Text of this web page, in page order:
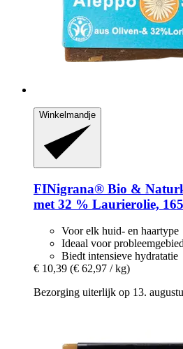
Winkelmandje
FINigrana® Bio &
met 32 % Laurierolie,
Voor elk huid- en haartype
Ideaal voor
Biedt intensieve hydratatie
€ 10,39 (€ 62,97 / kg)
Bezorging uiterlijk op 13.